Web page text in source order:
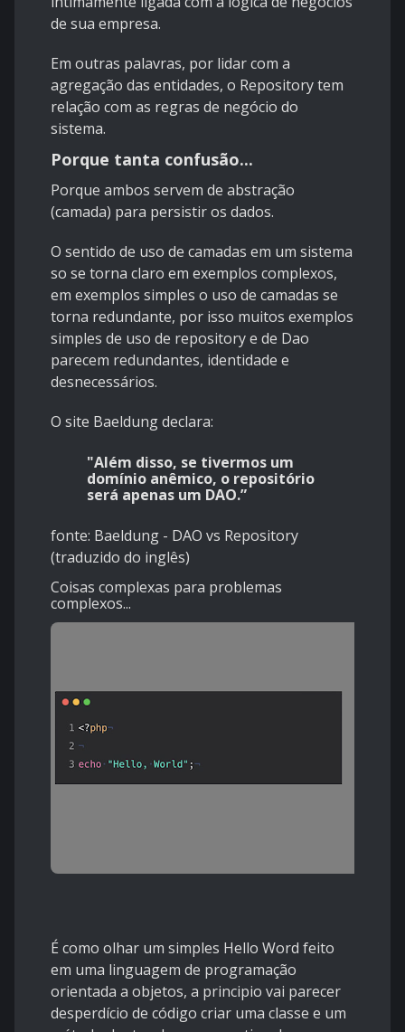
de sua empresa.
Em outras palavras, por lidar com a
agregação das entidades, o Repository tem
relação com as regras de negócio do
sistema.
Porque tanta confusão...
Porque ambos servem de abstração
(camada) para persistir os dados.
O sentido de uso de camadas em um sistema
so se torna claro em exemplos complexos,
em exemplos simples o uso de camadas se
torna redundante, por isso muitos exemplos
simples de uso de repository e de Dao
parecem redundantes, identidade e
desnecessários.
O site Baeldung declara:
"Além disso, se tivermos um
domínio anêmico, o repositório
será apenas um DAO.”
fonte: Baeldung - DAO vs Repository
(traduzido do inglês)
Coisas complexas para problemas
complexos...
É como olhar um simples Hello Word feito
em uma linguagem de programação
orientada a objetos, a principio vai parecer
desperdício de código criar uma classe e um